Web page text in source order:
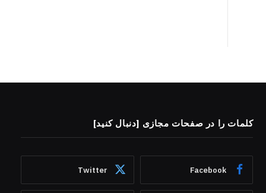
کلمات را در صفحات مجازی [دنبال کنید]
Facebook
Twitter